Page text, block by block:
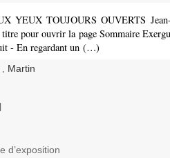
YEUX TOUJOURS OUVERTS
pour ouvrir la page Sommaire
- En regardant un (…)
Martin
d’exposition